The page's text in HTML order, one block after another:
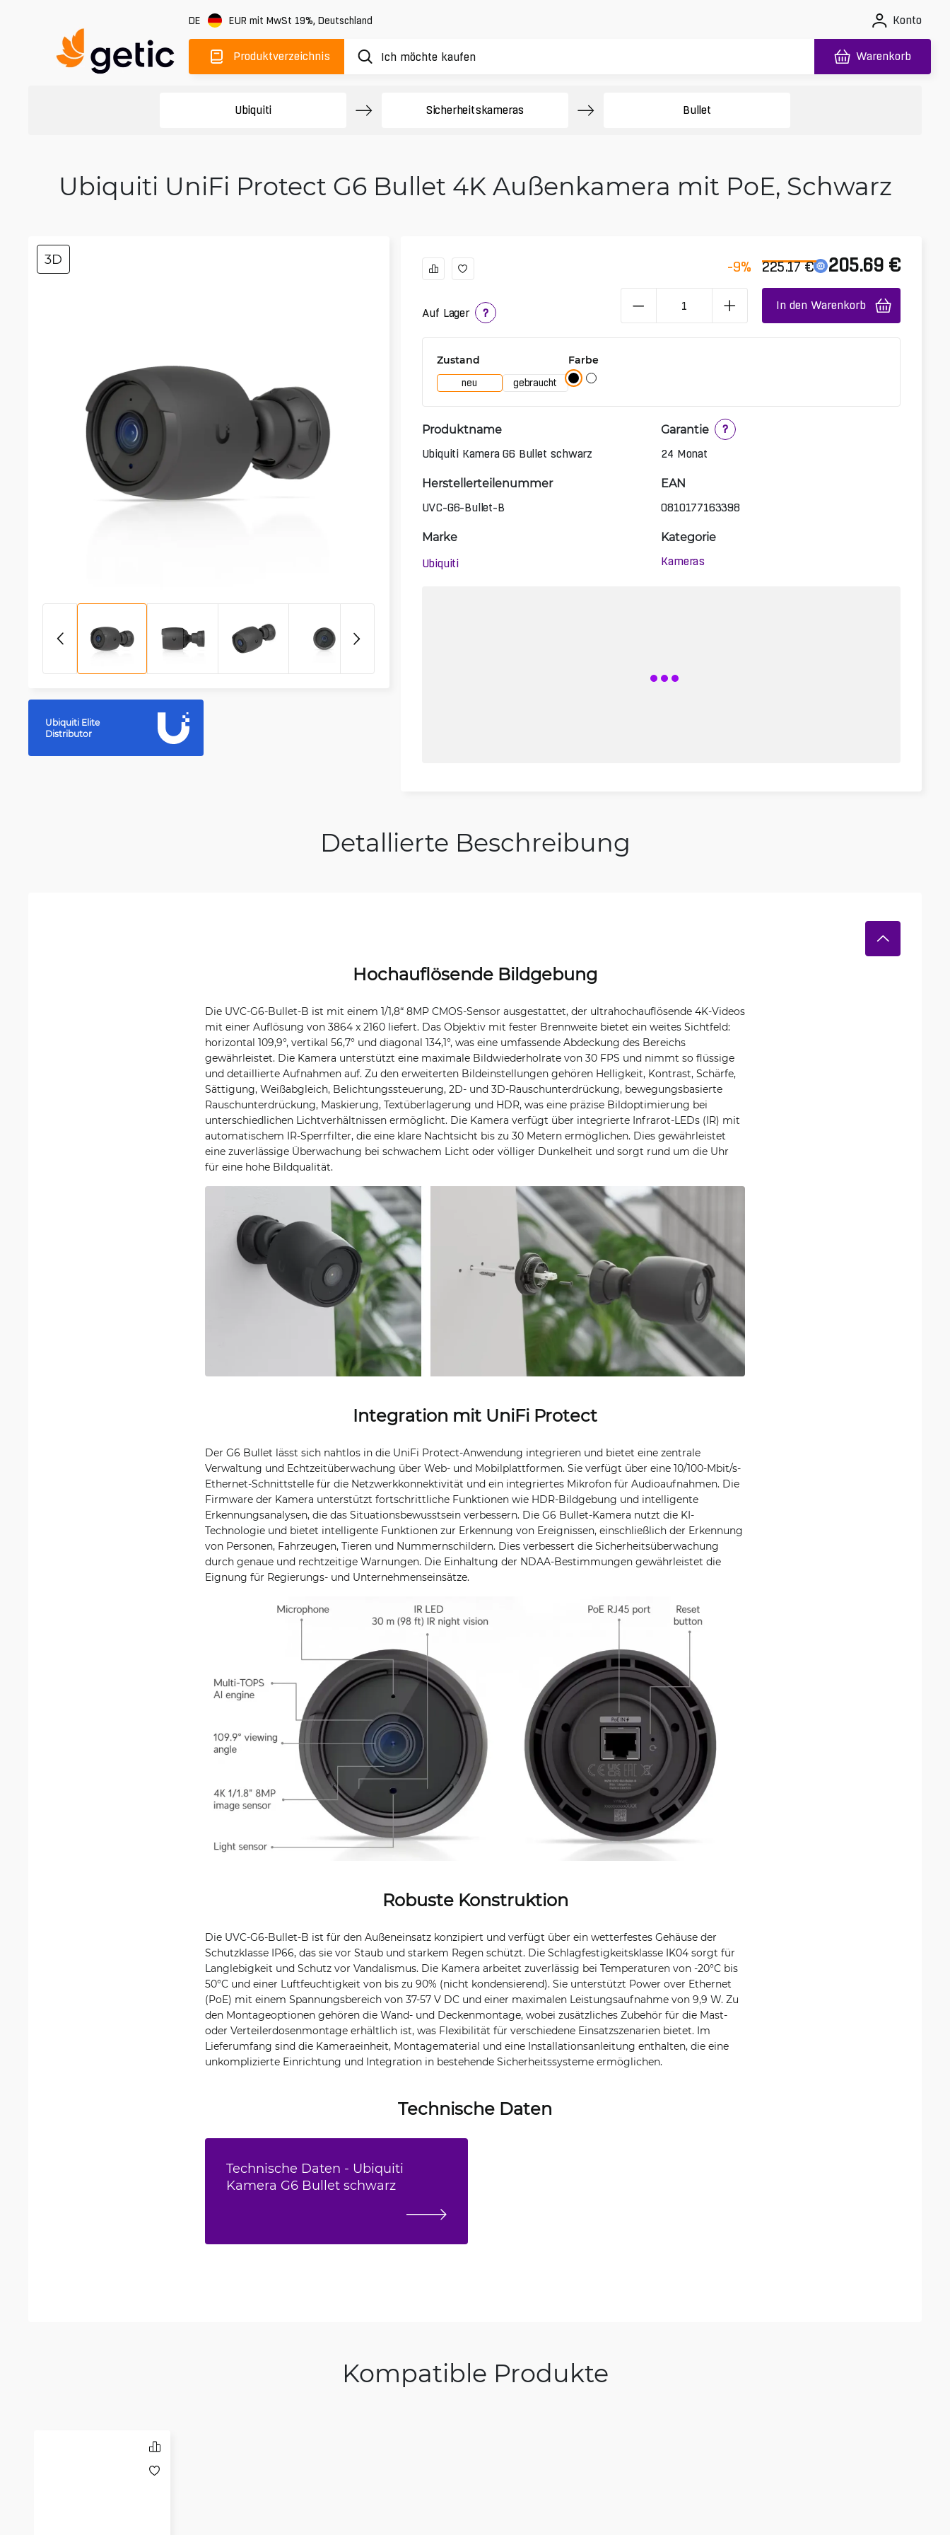
DE EUR mit MwSt 19%, Deutschland Konto
Produktverzeichnis Warenkorb
Ubiquiti Sicherheitskameras Bullet
Ubiquiti UniFi Protect G6 Bullet 4K Außenkamera mit PoE, Schwarz
3D
Ubiquiti Elite
Distributor
Auf Lager ?
-9% 225.17 € 205.69 €
In den Warenkorb
Zustand
neu gebraucht
Farbe
Produktname
Ubiquiti Kamera G6 Bullet schwarz
Garantie
?
24 Monat
Herstellerteilenummer
UVC-G6-Bullet-B
EAN
0810177163398
Marke
Ubiquiti
Kategorie
Kameras
Detallierte Beschreibung
Hochauflösende Bildgebung
Die UVC-G6-Bullet-B ist mit einem 1/1,8“ 8MP CMOS-Sensor ausgestattet, der ultrahochauflösende 4K-Videos
mit einer Auflösung von 3864 x 2160 liefert. Das Objektiv mit fester Brennweite bietet ein weites Sichtfeld:
horizontal 109,9°, vertikal 56,7° und diagonal 134,1°, was eine umfassende Abdeckung des Bereichs
gewährleistet. Die Kamera unterstützt eine maximale Bildwiederholrate von 30 FPS und nimmt so flüssige
und detaillierte Aufnahmen auf. Zu den erweiterten Bildeinstellungen gehören Helligkeit, Kontrast, Schärfe,
Sättigung, Weißabgleich, Belichtungssteuerung, 2D- und 3D-Rauschunterdrückung, bewegungsbasierte
Rauschunterdrückung, Maskierung, Textüberlagerung und HDR, was eine präzise Bildoptimierung bei
unterschiedlichen Lichtverhältnissen ermöglicht. Die Kamera verfügt über integrierte Infrarot-LEDs (IR) mit
automatischem IR-Sperrfilter, die eine klare Nachtsicht bis zu 30 Metern ermöglichen. Dies gewährleistet
eine zuverlässige Überwachung bei schwachem Licht oder völliger Dunkelheit und sorgt rund um die Uhr
für eine hohe Bildqualität.
Integration mit UniFi Protect
Der G6 Bullet lässt sich nahtlos in die UniFi Protect-Anwendung integrieren und bietet eine zentrale
Verwaltung und Echtzeitüberwachung über Web- und Mobilplattformen. Sie verfügt über eine 10/100-Mbit/s-
Ethernet-Schnittstelle für die Netzwerkkonnektivität und ein integriertes Mikrofon für Audioaufnahmen. Die
Firmware der Kamera unterstützt fortschrittliche Funktionen wie HDR-Bildgebung und intelligente
Erkennungsanalysen, die das Situationsbewusstsein verbessern. Die G6 Bullet-Kamera nutzt die KI-
Technologie und bietet intelligente Funktionen zur Erkennung von Ereignissen, einschließlich der Erkennung
von Personen, Fahrzeugen, Tieren und Nummernschildern. Dies verbessert die Sicherheitsüberwachung
durch genaue und rechtzeitige Warnungen. Die Einhaltung der NDAA-Bestimmungen gewährleistet die
Eignung für Regierungs- und Unternehmenseinsätze.
Robuste Konstruktion
Die UVC-G6-Bullet-B ist für den Außeneinsatz konzipiert und verfügt über ein wetterfestes Gehäuse der
Schutzklasse IP66, das sie vor Staub und starkem Regen schützt. Die Schlagfestigkeitsklasse IK04 sorgt für
Langlebigkeit und Schutz vor Vandalismus. Die Kamera arbeitet zuverlässig bei Temperaturen von -20°C bis
50°C und einer Luftfeuchtigkeit von bis zu 90% (nicht kondensierend). Sie unterstützt Power over Ethernet
(PoE) mit einem Spannungsbereich von 37-57 V DC und einer maximalen Leistungsaufnahme von 9,9 W. Zu
den Montageoptionen gehören die Wand- und Deckenmontage, wobei zusätzliches Zubehör für die Mast-
oder Verteilerdosenmontage erhältlich ist, was Flexibilität für verschiedene Einsatzszenarien bietet. Im
Lieferumfang sind die Kameraeinheit, Montagematerial und eine Installationsanleitung enthalten, die eine
unkomplizierte Einrichtung und Integration in bestehende Sicherheitssysteme ermöglichen.
Technische Daten
Technische Daten - Ubiquiti
Kamera G6 Bullet schwarz
Kompatible Produkte